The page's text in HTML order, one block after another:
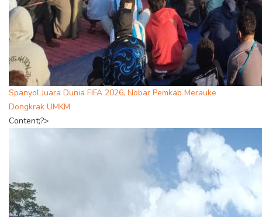
Spanyol Juara Dunia FIFA 2026, Nobar Pemkab Merauke
Dongkrak UMKM
Content;?>